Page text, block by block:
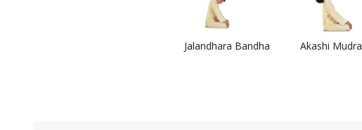
Jalandhara Bandha Akashi Mudra